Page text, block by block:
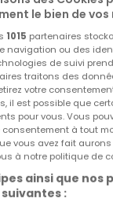
permettant
exposition
chambres
seconde
le bien de vos
1015 partenaires
navigation ou des
de suivi
traitons des
votre
il est possible que
pour vous. Vous
consentement à tout
vous avez fait
à notre politique de
ainsi que
: